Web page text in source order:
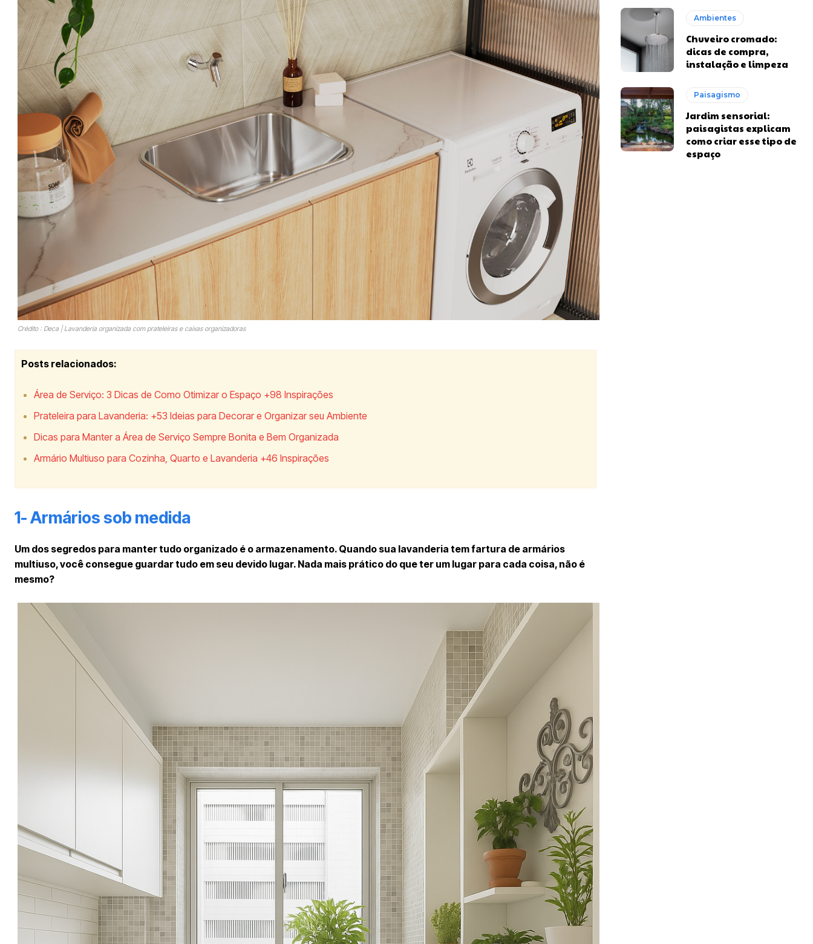
Crédito : Deca | Lavanderia organizada com prateleiras e caixas organizadoras
Posts relacionados:
Área de Serviço: 3 Dicas de Como Otimizar o Espaço +98 Inspirações
Prateleira para Lavanderia: +53 Ideias para Decorar e Organizar seu Ambiente
Dicas para Manter a Área de Serviço Sempre Bonita e Bem Organizada
Armário Multiuso para Cozinha, Quarto e Lavanderia +46 Inspirações
1- Armários sob medida
Um dos segredos para manter tudo organizado é o armazenamento. Quando sua lavanderia tem fartura de armários
multiuso, você consegue guardar tudo em seu devido lugar. Nada mais prático do que ter um lugar para cada coisa, não é
mesmo?
Ambientes
Chuveiro cromado:
dicas de compra,
instalação e limpeza
Paisagismo
Jardim sensorial:
paisagistas explicam
como criar esse tipo de
espaço